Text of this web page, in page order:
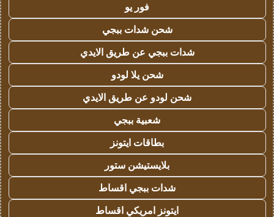
فور يو
شحن شدات ببجي
شدات ببجي عن طريق الايدي
شحن يلا لودو
شحن لودو عن طريق الايدي
شعبية ببجي
بطاقات ايتونز
بلايستيشن ستور
شدات ببجي اقساط
ايتونز امريكي اقساط